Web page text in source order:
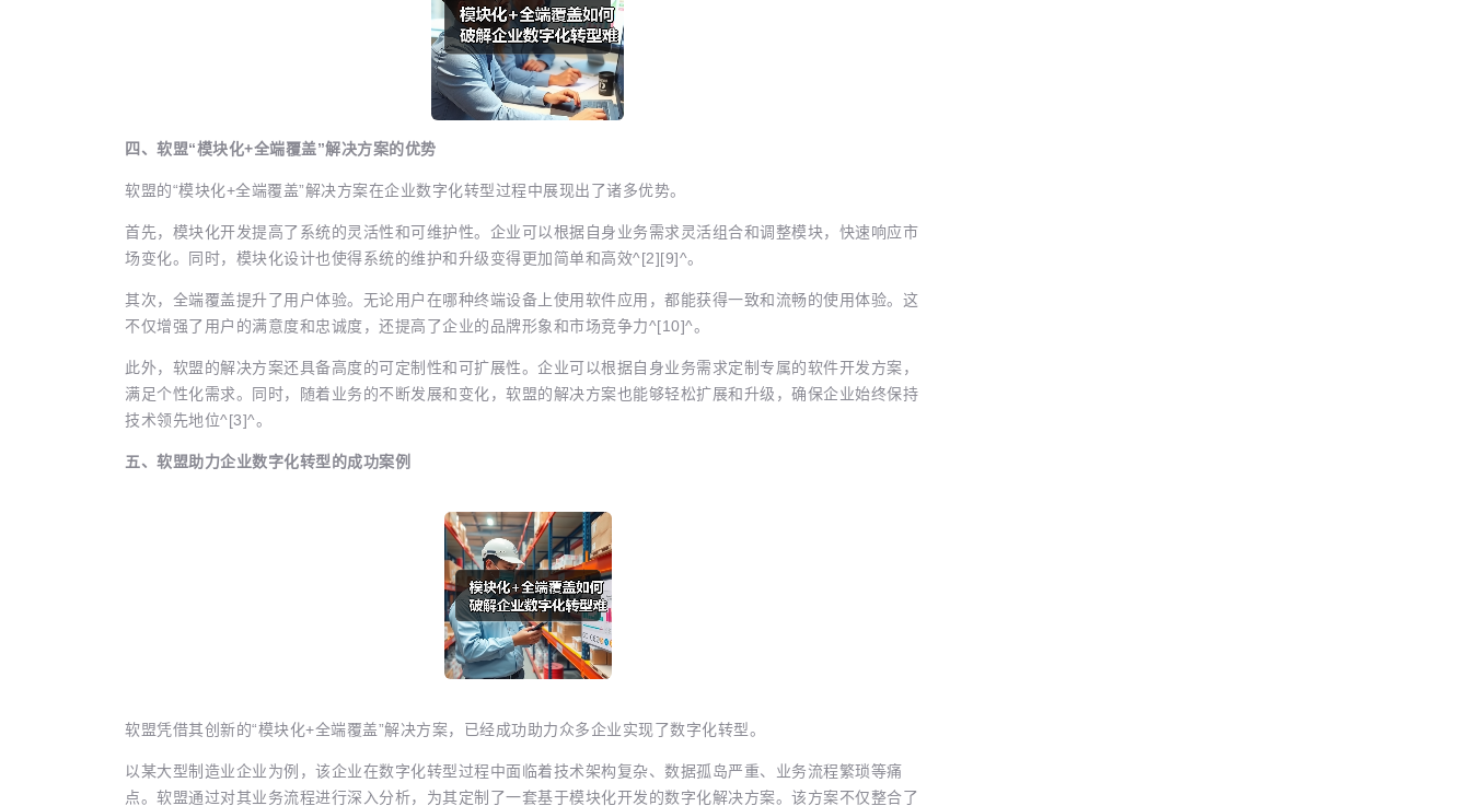
四、软盟“模块化+全端覆盖”解决方案的优势
软盟的“模块化+全端覆盖”解决方案在企业数字化转型过程中展现出了诸多优势。
首先，模块化开发提高了系统的灵活性和可维护性。企业可以根据自身业务需求灵活组合和调整模块，快速响应市
场变化。同时，模块化设计也使得系统的维护和升级变得更加简单和高效^[2][9]^。
其次，全端覆盖提升了用户体验。无论用户在哪种终端设备上使用软件应用，都能获得一致和流畅的使用体验。这
不仅增强了用户的满意度和忠诚度，还提高了企业的品牌形象和市场竞争力^[10]^。
此外，软盟的解决方案还具备高度的可定制性和可扩展性。企业可以根据自身业务需求定制专属的软件开发方案，
满足个性化需求。同时，随着业务的不断发展和变化，软盟的解决方案也能够轻松扩展和升级，确保企业始终保持
技术领先地位^[3]^。
五、软盟助力企业数字化转型的成功案例
软盟凭借其创新的“模块化+全端覆盖”解决方案，已经成功助力众多企业实现了数字化转型。
以某大型制造业企业为例，该企业在数字化转型过程中面临着技术架构复杂、数据孤岛严重、业务流程繁琐等痛
点。软盟通过对其业务流程进行深入分析，为其定制了一套基于模块化开发的数字化解决方案。该方案不仅整合了